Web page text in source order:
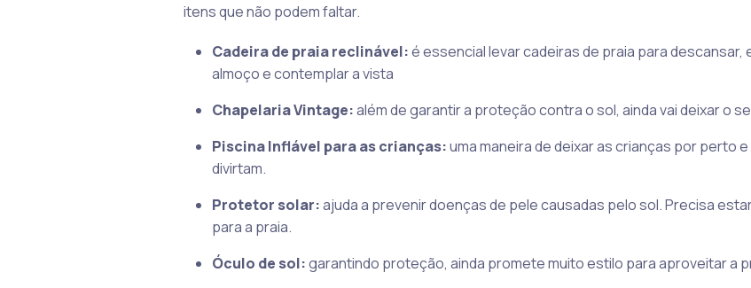
itens que não podem faltar.
Cadeira de praia reclinável:é essencial levar cadeiras de praia para
almoço e contemplar a vista
Chapelaria Vintage:além de garantir a proteção contra o sol, ainda vai deixar o
Piscina Inflável para as crianças:uma maneira de deixar as crianças por perto
divirtam.
Protetor solar:ajuda a prevenir doenças de pele causadas pelo sol. Precisa
para a praia.
Óculo de sol:garantindo proteção, ainda promete muito estilo para aproveitar a